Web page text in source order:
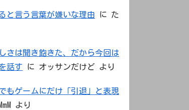
と言う言葉が嫌いな理由 に た
さは聞き飽きた、だから今回は
話す に オッサンだけど より
もゲームにだけ「引退」と表現
MmM より